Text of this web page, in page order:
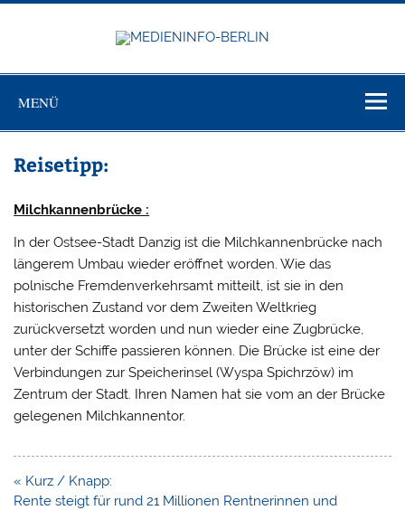
Zum
MENÜ
Reisetipp:
Milchkannenbrücke :
In der Ostsee-Stadt Danzig ist die Milchkannenbrücke nach
längerem Umbau wie­der eröffnet worden. Wie das
polnische Fremdenver­kehrsamt mitteilt, ist sie in den
historischen Zustand vor dem Zweiten Weltkrieg
zurückversetzt worden und nun wieder eine Zugbrü­cke,
unter der Schiffe pas­sieren können. Die Brücke ist eine der
Verbindungen zur Speicherinsel (Wyspa Spichrzöw) im
Zentrum der Stadt. Ihren Namen hat sie vom an der Brücke
gele­genen Milchkannentor.
Beitragsnavigation
« Kurz / Knapp:
Rente steigt für rund 21 Millionen Rentnerinnen und